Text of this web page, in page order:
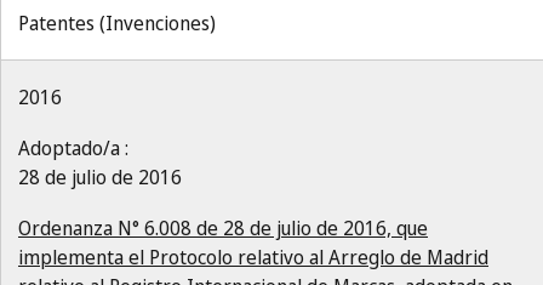
Patentes (Invenciones)
2016
Adoptado/a :
28 de julio de 2016
Ordenanza N° 6.008 de 28 de julio de 2016, que
implementa el Protocolo relativo al Arreglo de Madrid